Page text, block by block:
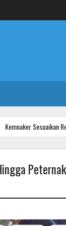
Sesuaikan Regulasi